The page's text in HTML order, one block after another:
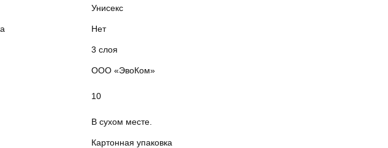
Унисекс
Нет
3 слоя
ООО «ЭвоКом»
10
В сухом месте.
Картонная упаковка